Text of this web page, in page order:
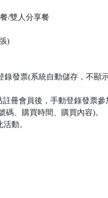
/雙人分享餐
)
發票(系統自動儲存，不顯
冊會員後，手動登錄發票
、購買時間、購買內容)。
動。